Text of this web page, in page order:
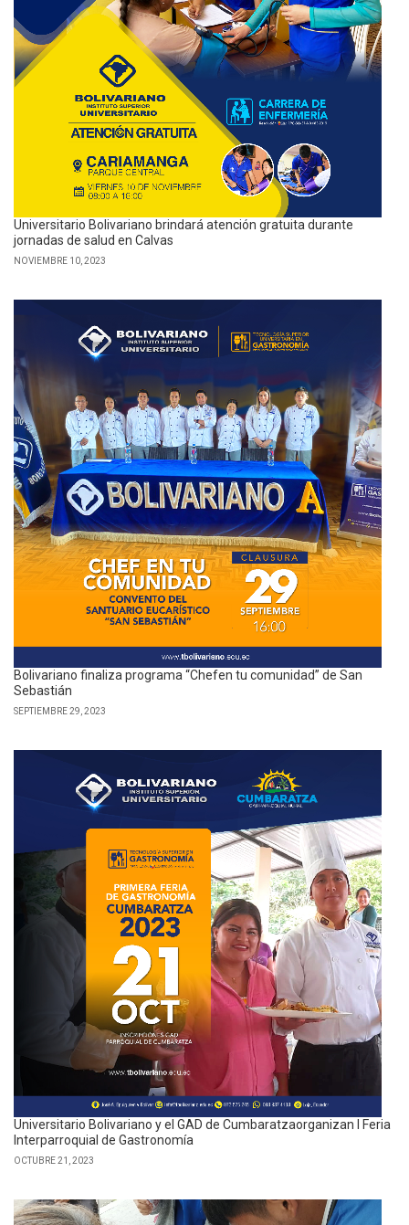
Universitario Bolivariano brindará atención gratuita durante
jornadas de salud en Calvas
NOVIEMBRE 10, 2023
Bolivariano finaliza programa “Chefen tu comunidad” de San
Sebastián
SEPTIEMBRE 29, 2023
Universitario Bolivariano y el GAD de Cumbaratzaorganizan I Feria
Interparroquial de Gastronomía
OCTUBRE 21, 2023